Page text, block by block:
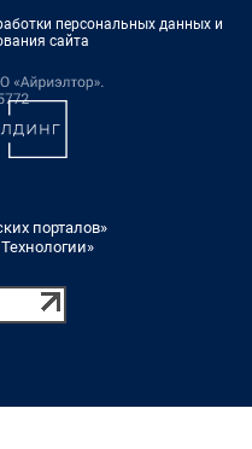
персональных данных и
сайта
порталов»